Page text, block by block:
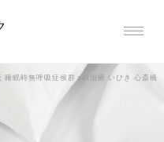
睡眠時無呼吸症候群 sas治療 いびき 心斎橋